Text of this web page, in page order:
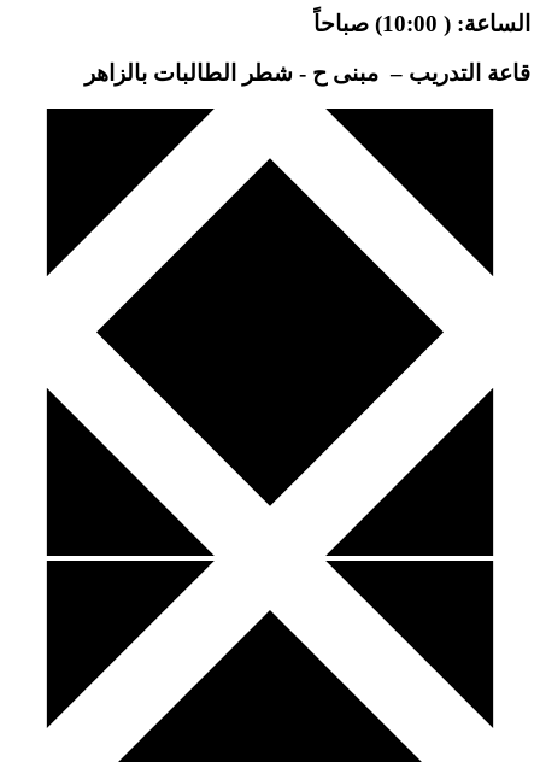
الساعة: ( 10:00) صباحاً
قاعة التدريب – مبنى ح - شطر الطالبات بالزاهر